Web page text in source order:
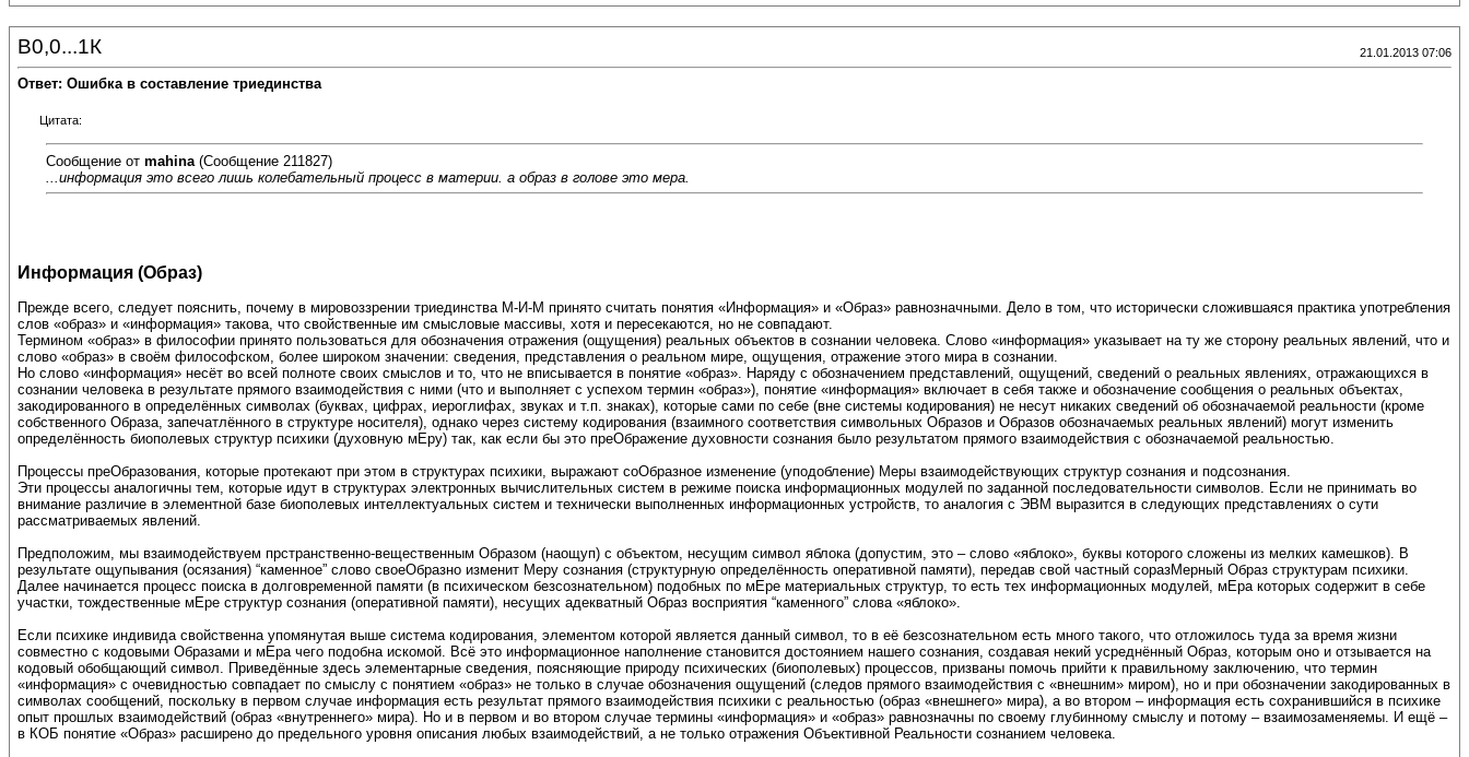
В0,0...1К 21.01.2013 07:06
Ответ: Ошибка в составление триединства
Цитата:
Сообщение от mahina (Сообщение 211827)
...информация это всего лишь колебательный процесс в материи. а образ в голове это мера.
Информация (Образ)
Прежде всего, следует пояснить, почему в мировоззрении триединства М-И-М принято считать понятия «Информация» и «Образ» равнозначными. Дело в том, что исторически сложившаяся практика употребления
слов «образ» и «информация» такова, что свойственные им смысловые массивы, хотя и пересекаются, но не совпадают.
Термином «образ» в философии принято пользоваться для обозначения отражения (ощущения) реальных объектов в сознании человека. Слово «информация» указывает на ту же сторону реальных явлений, что и
слово «образ» в своём философском, более широком значении: сведения, представления о реальном мире, ощущения, отражение этого мира в сознании.
Но слово «информация» несёт во всей полноте своих смыслов и то, что не вписывается в понятие «образ». Наряду с обозначением представлений, ощущений, сведений о реальных явлениях, отражающихся в
сознании человека в результате прямого взаимодействия с ними (что и выполняет с успехом термин «образ»), понятие «информация» включает в себя также и обозначение сообщения о реальных объектах,
закодированного в определённых символах (буквах, цифрах, иероглифах, звуках и т.п. знаках), которые сами по себе (вне системы кодирования) не несут никаких сведений об обозначаемой реальности (кроме
собственного Образа, запечатлённого в структуре носителя), однако через систему кодирования (взаимного соответствия символьных Образов и Образов обозначаемых реальных явлений) могут изменить
определённость биополевых структур психики (духовную мЕру) так, как если бы это преОбражение духовности сознания было результатом прямого взаимодействия с обозначаемой реальностью.
Процессы преОбразования, которые протекают при этом в структурах психики, выражают соОбразное изменение (уподобление) Меры взаимодействующих структур сознания и подсознания.
Эти процессы аналогичны тем, которые идут в структурах электронных вычислительных систем в режиме поиска информационных модулей по заданной последовательности символов. Если не принимать во
внимание различие в элементной базе биополевых интеллектуальных систем и технически выполненных информационных устройств, то аналогия с ЭВМ выразится в следующих представлениях о сути
рассматриваемых явлений.
Предположим, мы взаимодействуем прстранственно-вещественным Образом (наощуп) с объектом, несущим символ яблока (допустим, это – слово «яблоко», буквы которого сложены из мелких камешков). В
результате ощупывания (осязания) “каменное” слово своеОбразно изменит Меру сознания (структурную определённость оперативной памяти), передав свой частный соразМерный Образ структурам психики.
Далее начинается процесс поиска в долговременной памяти (в психическом безсознательном) подобных по мЕре материальных структур, то есть тех информационных модулей, мЕра которых содержит в себе
участки, тождественные мЕре структур сознания (оперативной памяти), несущих адекватный Образ восприятия “каменного” слова «яблоко».
Если психике индивида свойственна упомянутая выше система кодирования, элементом которой является данный символ, то в её безсознательном есть много такого, что отложилось туда за время жизни
совместно с кодовыми Образами и мЕра чего подобна искомой. Всё это информационное наполнение становится достоянием нашего сознания, создавая некий усреднённый Образ, которым оно и отзывается на
кодовый обобщающий символ. Приведённые здесь элементарные сведения, поясняющие природу психических (биополевых) процессов, призваны помочь прийти к правильному заключению, что термин
«информация» с очевидностью совпадает по смыслу с понятием «образ» не только в случае обозначения ощущений (следов прямого взаимодействия с «внешним» миром), но и при обозначении закодированных в
символах сообщений, поскольку в первом случае информация есть результат прямого взаимодействия психики с реальностью (образ «внешнего» мира), а во втором – информация есть сохранившийся в психике
опыт прошлых взаимодействий (образ «внутреннего» мира). Но и в первом и во втором случае термины «информация» и «образ» равнозначны по своему глубинному смыслу и потому – взаимозаменяемы. И ещё –
в КОБ понятие «Образ» расширено до предельного уровня описания любых взаимодействий, а не только отражения Объективной Реальности сознанием человека.